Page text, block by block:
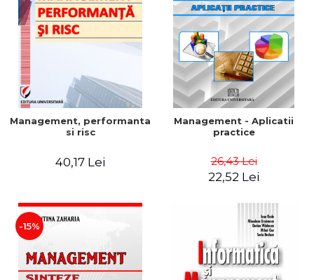
Management, performanta
si risc
40,17 Lei
Management - Aplicatii
practice
26,43 Lei
22,52 Lei
-15%